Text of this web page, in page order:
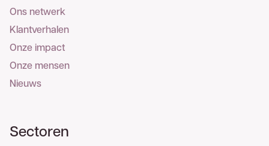
Ons netwerk
Klantverhalen
Onze impact
Onze mensen
Nieuws
Sectoren